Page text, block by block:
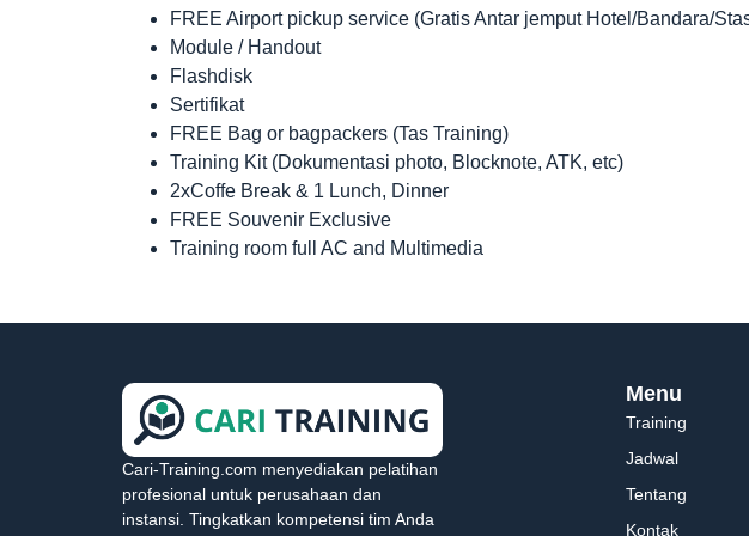
FREE Airport pickup service (Gratis Antar jemput Hotel/Bandara/
Module / Handout
Flashdisk
Sertifikat
FREE Bag or bagpackers (Tas Training)
Training Kit (Dokumentasi photo, Blocknote, ATK, etc)
2xCoffe Break & 1 Lunch, Dinner
FREE Souvenir Exclusive
Training room full AC and Multimedia
Cari-Training.com menyediakan pelatihan
profesional untuk perusahaan dan
instansi. Tingkatkan kompetensi tim Anda
Menu
Training
Jadwal
Tentang
Kontak